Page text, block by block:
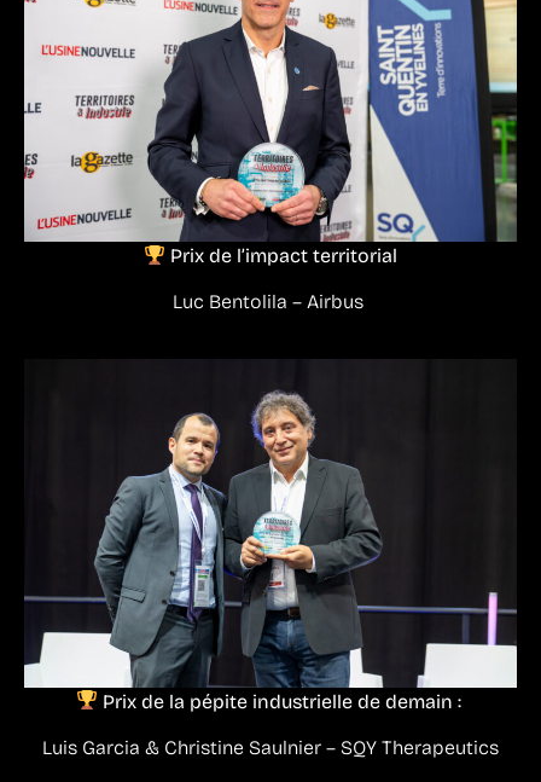
Prix de l’impact territorial
Luc Bentolila – Airbus
Prix de la pépite industrielle de demain :
Luis Garcia & Christine Saulnier – SQY Therapeutics